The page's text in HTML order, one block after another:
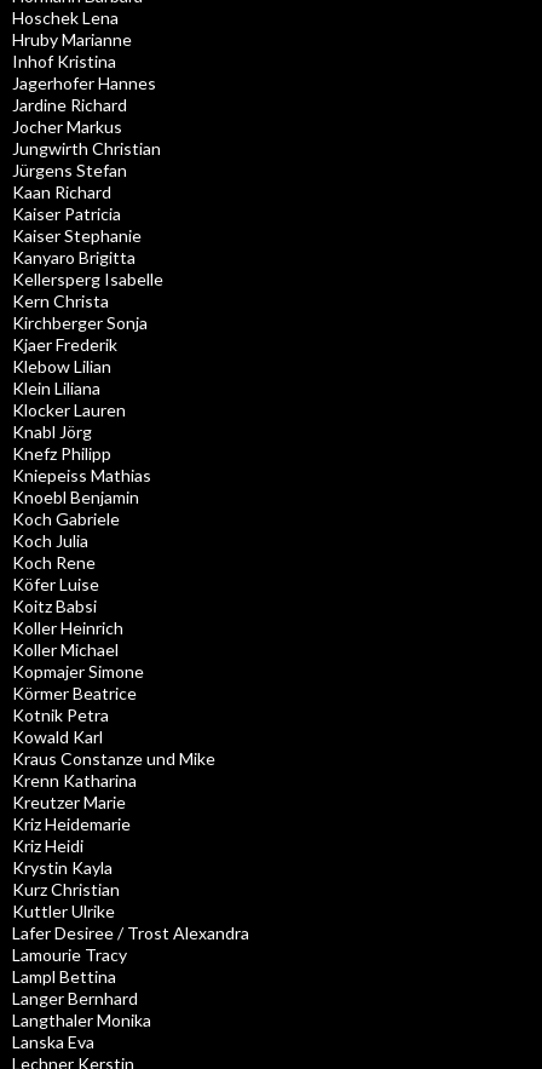
Hoschek Lena
Hruby Marianne
Inhof Kristina
Jagerhofer Hannes
Jardine Richard
Jocher Markus
Jungwirth Christian
Jürgens Stefan
Kaan Richard
Kaiser Patricia
Kaiser Stephanie
Kanyaro Brigitta
Kellersperg Isabelle
Kern Christa
Kirchberger Sonja
Kjaer Frederik
Klebow Lilian
Klein Liliana
Klocker Lauren
Knabl Jörg
Knefz Philipp
Kniepeiss Mathias
Knoebl Benjamin
Koch Gabriele
Koch Julia
Koch Rene
Köfer Luise
Koitz Babsi
Koller Heinrich
Koller Michael
Kopmajer Simone
Körmer Beatrice
Kotnik Petra
Kowald Karl
Kraus Constanze und Mike
Krenn Katharina
Kreutzer Marie
Kriz Heidemarie
Kriz Heidi
Krystin Kayla
Kurz Christian
Kuttler Ulrike
Lafer Desiree / Trost Alexandra
Lamourie Tracy
Lampl Bettina
Langer Bernhard
Langthaler Monika
Lanska Eva
Lechner Kerstin